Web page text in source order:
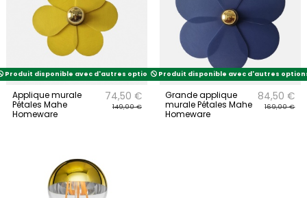
Produit disponible avec d'autres options
Applique murale
Pétales Mahe
Homeware
74,50 €
149,00 €
Produit disponible avec d'autres
Grande applique
murale Pétales Mahe
Homeware
84,50 €
169,00 €